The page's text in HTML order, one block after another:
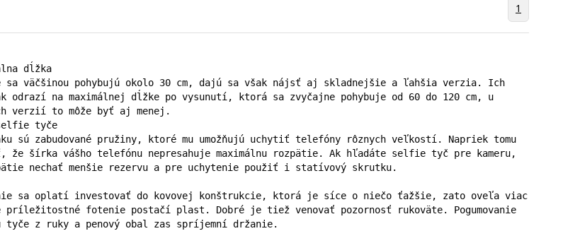
1
dĺžka
sa väčšinou pohybujú okolo 30 cm, dajú sa však nájsť aj skladnejšie a ľahšia verzia. Ich
odrazí na maximálnej dĺžke po vysunutí, ktorá sa zvyčajne pohybuje od 60 do 120 cm, u
verzií to môže byť aj menej.
tyče
sú zabudované pružiny, ktoré mu umožňujú uchytiť telefóny rôznych veľkostí. Napriek tomu
šírka vášho telefónu nepresahuje maximálnu rozpätie. Ak hľadáte selfie tyč pre kameru,
nechať menšie rezervu a pre uchytenie použiť i statívový skrutku.
sa oplatí investovať do kovovej konštrukcie, ktorá je síce o niečo ťažšie, zato oveľa viac
príležitostné fotenie postačí plast. Dobré je tiež venovať pozornosť rukoväte. Pogumovanie
tyče z ruky a penový obal zas spríjemní držanie.